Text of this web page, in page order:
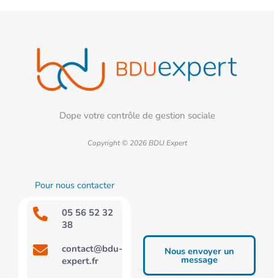
Dope votre contrôle de gestion sociale
Copyright © 2026 BDU Expert
Pour nous contacter
05 56 52 32
38
contact@bdu-
expert.fr
Nous envoyer un
message